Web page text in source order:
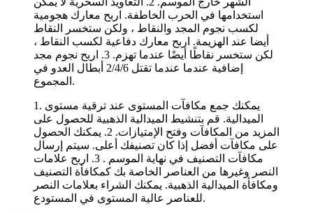
استخدامها في الحرب الخاطفة. اربح معارك هجومية
لكسب نجوم المجد والنقاط ، ولكن ستخسر النقاط
أيضا عند الهزيمة. اربح معارك دفاعية لكسب النقاط ،
لكن ستخسر نقاطًا أيضًا عندما تهزم. 3. اربح نجوم مجد
إضافية عندما عندما تقتل 2/4/6 أبطال العدو في
المجموع.
1. يمكنك جمع مكافآت المستوى عند ترقية مستوى
الميدالية. قم بتنشيط الميدالية الذهبية للحصول على
المزيد من المكافآت وفتح الإمتيازات. 2. يمكنك الحصول
على مكافآت أفضل إذا كان تصنيفك أعلى. سيتم إرسال
مكافآت التصنيف في نهاية الموسم . 3. اربح علامات
النصر وغيرها من العناصر الخاصة بك كمكافأة التصنيف
ومكافأة الميدالية الذهبية. يمكنك الشراء بعلامات النصر
للعناصر عالية المستوى في المستودع.